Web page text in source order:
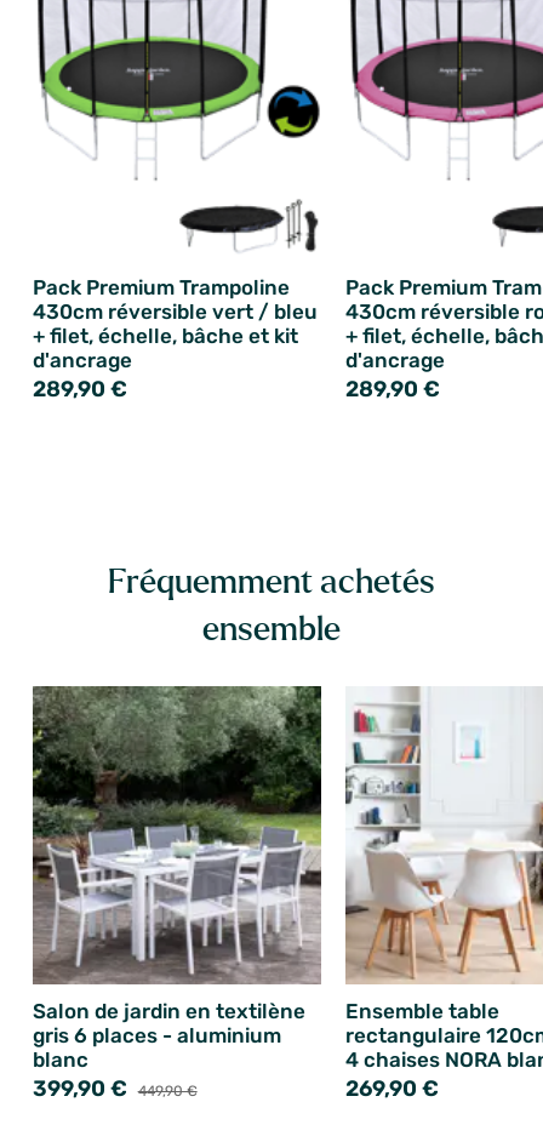
Pack Premium Trampoline
430cm réversible vert / bleu
+ filet, échelle, bâche et kit
d'ancrage
289,90 €
Pack Premium
430cm réversible
+ filet, échelle,
d'ancrage
289,90 €
Fréquemment achetés
ensemble
Salon de jardin en textilène
gris 6 places - aluminium
blanc
399,90 € 449,90 €
Ensemble table
rectangulaire
4 chaises NORA
269,90 €